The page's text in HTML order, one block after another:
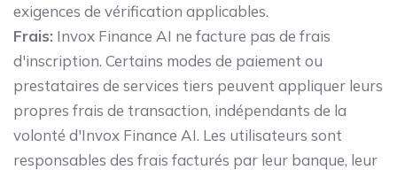
exigences de vérification applicables.
Frais: Invox Finance AI ne facture pas de frais
d'inscription. Certains modes de paiement ou
prestataires de services tiers peuvent appliquer leurs
propres frais de transaction, indépendants de la
volonté d'Invox Finance AI. Les utilisateurs sont
responsables des frais facturés par leur banque, leur